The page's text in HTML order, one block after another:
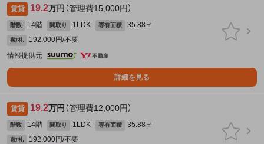
賃貸 19.2万円 （管理費15,000円）
階数 14階 間取り 1LDK 専有面積 35.88㎡
敷/礼
192,000円/不要
情報提供元
詳細を見る
賃貸 19.2万円 （管理費12,000円）
階数 14階 間取り 1LDK 専有面積 35.88㎡
敷/礼
192,000円/不要